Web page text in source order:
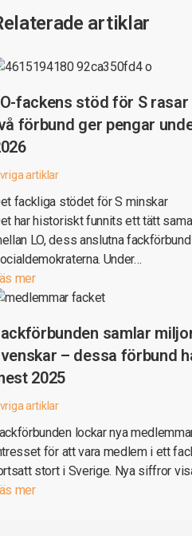
artiklar
fackens stöd för S rasar
förbund ger pengar
artiklar
fackliga stödet för S minskar
har historiskt funnits ett tätt
LO, dess anslutna
Under…
mer
samlar
– dessa förbund
2025
artiklar
lockar nya
för att vara medlem i ett
stort i Sverige. Nya siffror
mer